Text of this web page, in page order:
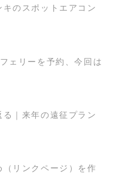
のスポットエアコン
ェリーを予約、今回は
｜来年の遠征プラン
リンクページ）を作